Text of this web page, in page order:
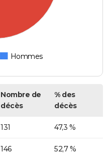
Hommes
Nombre de
décès
% des
décès
131 47,3 %
146 52,7 %